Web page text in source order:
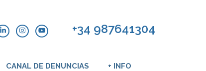
+34 987641304
CANAL DE DENUNCIAS + INFO